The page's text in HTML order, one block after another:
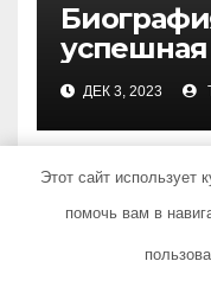
карьера,
знаковые
ДЕК 3, 2023
Этот сайт использует
помочь вам в